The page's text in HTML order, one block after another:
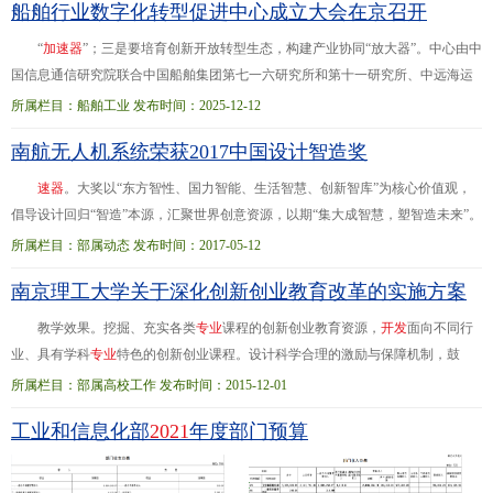
池专家指导委员会成立仪式暨光伏专利池共建研讨会在北京举行，会上正式启动
中国光伏
船舶行业数字化转型促进中心成立大会在京召开
“加速器”；三是要培育创新开放转型生态，构建产业协同“放大器”。中心由中
国信息通信研究院联合中国船舶集团第七一六研究所和第十一研究所、中远海运
重工、招商船舶工业、中国造船工程学会、中国船级社共同组建，今年9月，成功
数据、标准、解决方案等各类资源要素，打造船舶行业数字化转型
台：一是要完善中心制度建设，打造政策实施“推进器”；二是要扎实推进数字化
转型，做好行业升级
所属栏目：船舶工业 发布时间：2025-12-12
南航无人机系统荣获2017中国设计智造奖
速器。大奖以“东方智性、国力智能、生活智慧、创新智库”为核心价值观，
倡导设计回归“智造”本源，汇聚世界创意资源，以期“集大成智慧，塑智造未来”。
此次第二届DIA从2016年9月19日启动，经三个多月的征集，共收到全球39...个国
共有129件作品成功入选智造奖。
所属栏目：部属动态 发布时间：2017-05-12
南京理工大学关于深化创新创业教育改革的实施方案
教学效果。挖掘、充实各类专业课程的创新创业教育资源， 开发面向不同行
业、具有学科专业特色的创新创业课程。设计科学合理的激励与保障机制，鼓
励、支持知名学者、创业导师开出更多高质量的新生研讨课、
坛，担任专 业课、创新创业课程授课或指导教师；发挥“南京理工大学
者‘紫金高层论坛’”平台作用，吸引
海
师资补充，建立一支“专兼结合、优势互
补、学科交叉、融合
所属栏目：部属高校工作 发布时间：2015-12-01
工业和信息化部2021年度部门预算